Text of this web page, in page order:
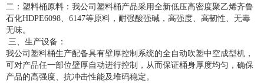
二：塑料桶原料：我公司塑料桶产品采用全新低压高密度聚乙烯齐鲁
石化HDPE6098、6147等原料，耐强酸强碱，高强度、高韧性、无毒
无味。
三、生产设备：
我公司塑料桶生产配备具有壁厚控制系统的全自动吹塑中空成型机，
可对产品任一部位壁厚自动进行控制，从而保证桶身厚度均匀，确保
产品的高强度、抗冲击性能及堆码稳定。